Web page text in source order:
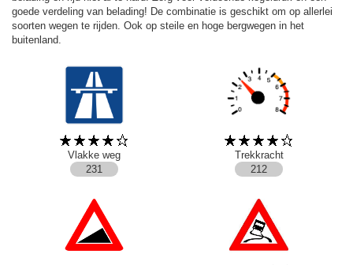
goede verdeling van belading! De combinatie is geschikt om op allerlei
soorten wegen te rijden. Ook op steile en hoge bergwegen in het
buitenland.
Vlakke weg
Trekkracht
231
212